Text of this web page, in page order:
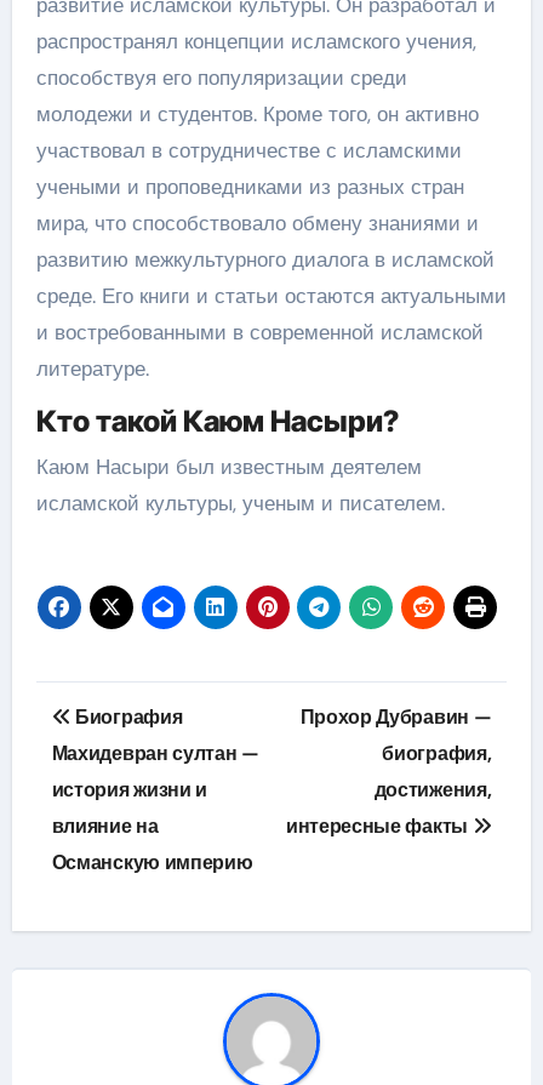
распространял концепции исламского учения,
способствуя его популяризации среди
молодежи и студентов. Кроме того, он активно
участвовал в сотрудничестве с исламскими
учеными и проповедниками из разных стран
мира, что способствовало обмену знаниями и
развитию межкультурного диалога в исламской
среде. Его книги и статьи остаются актуальными
и востребованными в современной исламской
литературе.
Кто такой Каюм Насыри?
Каюм Насыри был известным деятелем
исламской культуры, ученым и писателем.
Навигация
по
записям
Биография
Махидевран султан —
история жизни и
влияние на
Османскую империю
Прохор Дубравин —
биография,
достижения,
интересные факты